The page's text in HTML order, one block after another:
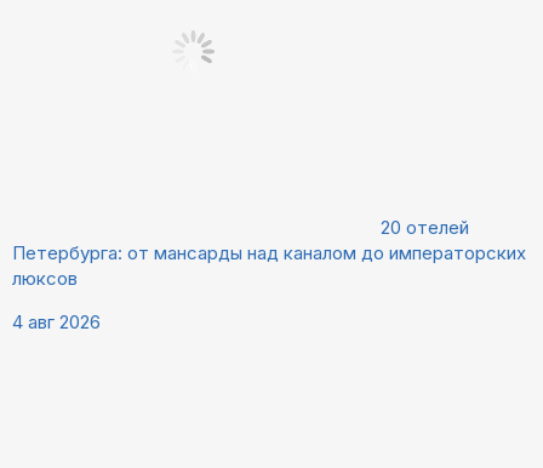
20 отелей
Петербурга: от мансарды над каналом до императорских
люксов
4 авг 2026